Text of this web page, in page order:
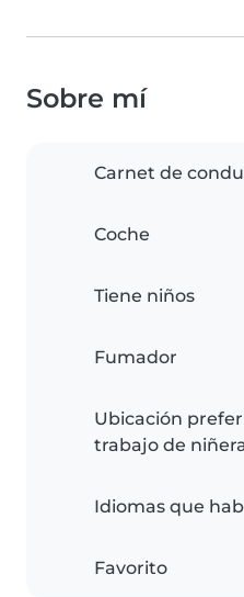
Sobre mí
Carnet de
Coche
Tiene niños
Fumador
Ubicación
trabajo de
Idiomas que
Favorito